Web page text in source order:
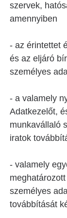
szervek,
amennyiben
- az érintettet
és az eljáró
személyes
- a valamely
Adatkezelőt,
munkavállaló
iratok
- valamely
személyes
továbbítását